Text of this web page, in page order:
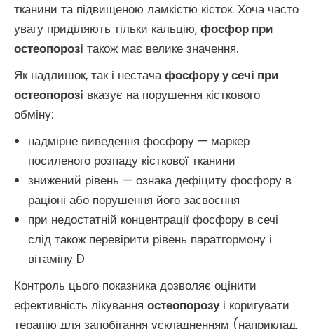
тканини та підвищеною ламкістю кісток. Хоча часто
увагу приділяють тільки кальцію, фосфор при
остеопорозі також має велике значення.
Як надлишок, так і нестачафосфору у сечі при
остеопорозі вказує на порушення кісткового
обміну:
надмірне виведення фосфору — маркер
посиленого розпаду кісткової тканини
знижений рівень — ознака дефіциту фосфору в
раціоні або порушення його засвоєння
при недостатній концентрації фосфору в сечі
слід також перевірити рівень паратгормону і
вітаміну D
Контроль цього показника дозволяє оцінити
ефективність лікування остеопорозуі коригувати
терапію для запобігання ускладненням (наприклад,